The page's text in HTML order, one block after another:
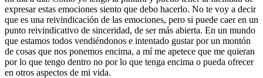
expresar estas emociones siento que debo hacerlo. No te voy a decir
que es una reivindicación de las emociones, pero si puede caer en un
punto reivindicativo de sinceridad, de ser más abierta. En un mundo
que estamos todos vendiéndonos e intentado gustar por un montón
de cosas que nos ponemos encima, a mí me apetece que me quieran
por lo que tengo dentro no por lo que tenga encima o pueda ofrecer
en otros aspectos de mi vida.